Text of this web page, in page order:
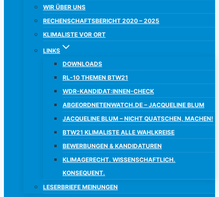
WIR ÜBER UNS
RECHENSCHAFTSBERICHT 2020 – 2025
KLIMALISTE VOR ORT
LINKS
DOWNLOADS
RL-10 THEMEN BTW21
WDR-KANDIDAT:INNEN-CHECK
ABGEORDNETENWATCH.DE – JACQUELINE BLUM
JACQUELINE BLUM – NICHT QUATSCHEN, MACHEN!
BTW21 KLIMALISTE ALLE WAHLKREISE
BEWERBUNGEN & KANDIDATUREN
KLIMAGERECHT. WISSENSCHAFTLICH.
KONSEQUENT.
LESERBRIEFE MEINUNGEN